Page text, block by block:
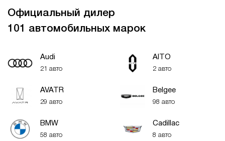
Официальный дилер
101 автомобильных марок
Audi
21 авто
AITO
2 авто
AVATR
29 авто
Belgee
98 авто
BMW
58 авто
Cadillac
8 авто